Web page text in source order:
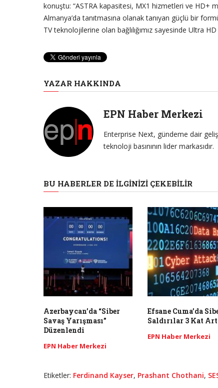
konuştu: “ASTRA kapasitesi, MX1 hizmetleri ve HD+
Almanya’da tanıtmasına olanak tanıyan güçlü bir
TV teknolojilerine olan bağlılığımız sayesinde Ultra
YAZAR HAKKINDA
EPN Haber Merkezi
Enterprise Next, gündeme dair
teknoloji basınının lider markasıdır.
BU HABERLER DE İLGINIZI ÇEKEBILIR
Azerbaycan’da “Siber
Savaş Yarışması”
Düzenlendi
EPN Haber Merkezi
​Efsane Cuma’da
Saldırılar 3 Kat
EPN Haber Merkezi
Etiketler: Ferdinand Kayser, Prashant Chothani,